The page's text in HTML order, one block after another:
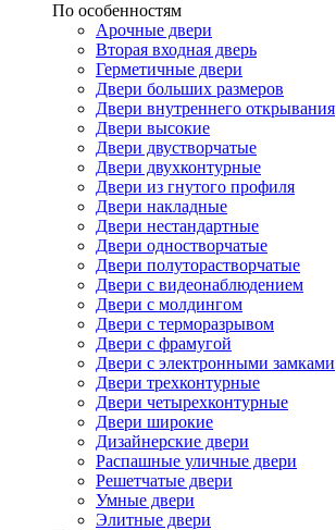
По особенностям
Арочные двери
Вторая входная дверь
Герметичные двери
Двери больших размеров
Двери внутреннего открывания
Двери высокие
Двери двустворчатые
Двери двухконтурные
Двери из гнутого профиля
Двери накладные
Двери нестандартные
Двери одностворчатые
Двери полуторастворчатые
Двери с видеонаблюдением
Двери с молдингом
Двери с терморазрывом
Двери с фрамугой
Двери с электронными замками
Двери трехконтурные
Двери четырехконтурные
Двери широкие
Дизайнерские двери
Распашные уличные двери
Решетчатые двери
Умные двери
Элитные двери